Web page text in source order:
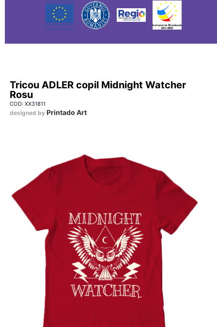
Tricou ADLER copil Midnight Watcher
Rosu
COD: XX31811
designed by Printado Art